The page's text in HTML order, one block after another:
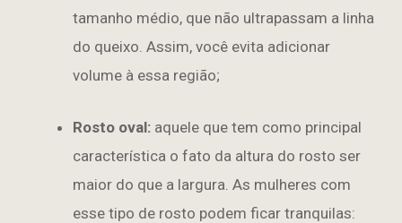
tamanho médio, que não ultrapassam a linha
do queixo. Assim, você evita adicionar
volume à essa região;
Rosto oval: aquele que tem como principal
característica o fato da altura do rosto ser
maior do que a largura. As mulheres com
esse tipo de rosto podem ficar tranquilas: